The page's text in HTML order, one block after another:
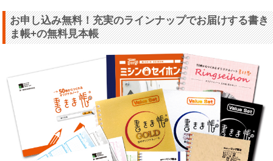
お申し込み無料！充実のラインナップでお届けする書き
ま帳+の無料見本帳